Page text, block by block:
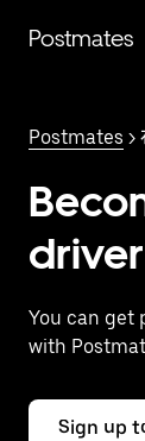
Postmates
Postmates >
You can get
with
Sign up